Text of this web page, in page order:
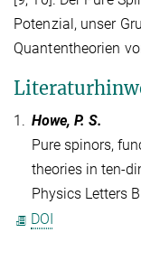
Potenzial, unser
Quantentheorien
1. Howe, P. S.
Pure spinors,
theories in ten-
Physics Letters
DOI